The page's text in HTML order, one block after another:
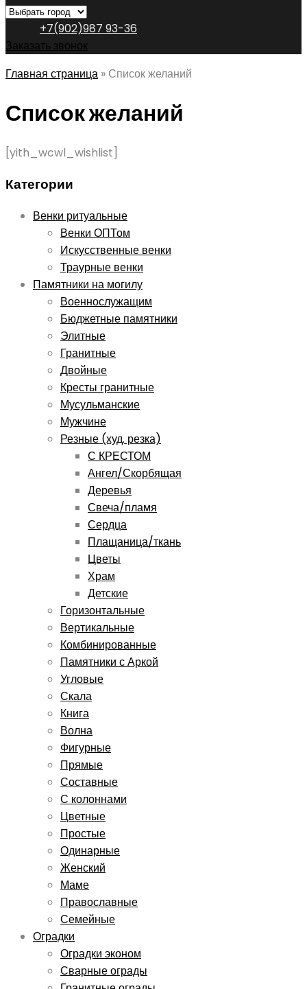
+7(902)987 93-36
Заказать звонок
Главная страница » Список желаний
Список желаний
[yith_wcwl_wishlist]
Категории
Венки ритуальные
Венки ОПТом
Искусственные венки
Траурные венки
Памятники на могилу
Военнослужащим
Бюджетные памятники
Элитные
Гранитные
Двойные
Кресты гранитные
Мусульманские
Мужчине
Резные (худ. резка)
С КРЕСТОМ
Ангел/Скорбящая
Деревья
Свеча/пламя
Сердца
Плащаница/ткань
Цветы
Храм
Детские
Горизонтальные
Вертикальные
Комбинированные
Памятники с Аркой
Угловые
Скала
Книга
Волна
Фигурные
Прямые
Составные
С колоннами
Цветные
Простые
Одинарные
Женский
Маме
Православные
Семейные
Оградки
Оградки эконом
Сварные ограды